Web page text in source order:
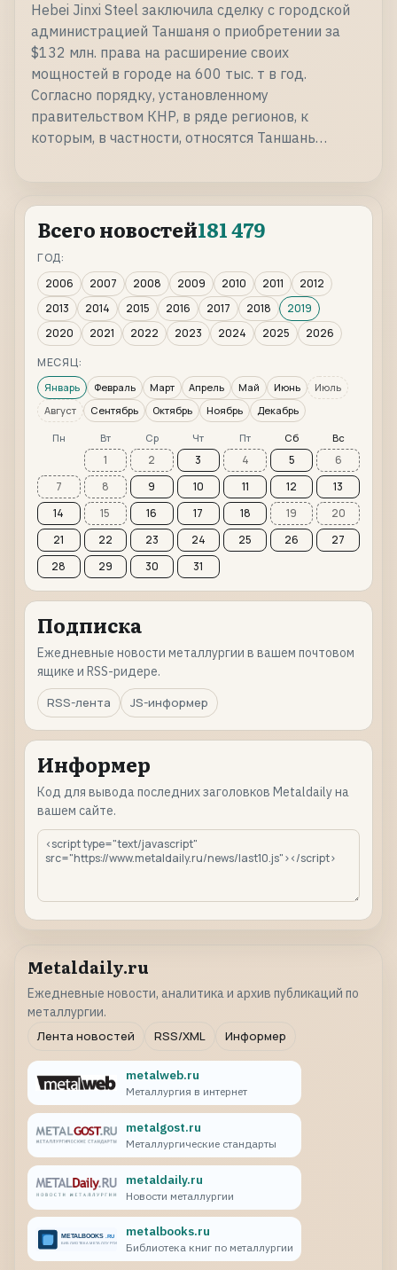
Hebei Jinxi Steel заключила сделку с городской
администрацией Таншаня о приобретении за
$132 млн. права на расширение своих
мощностей в городе на 600 тыс. т в год.
Согласно порядку, установленному
правительством КНР, в ряде регионов, к
которым, в частности, относятся Таншань…
Всего новостей181 479
ГОД:
2006
2007 2008 2009 2010 2011
2012
2013
2014 2015 2016 2017 2018
2019
2020
2021 2022 2023 2024 2025
2026
МЕСЯЦ:
Январь Февраль Март Апрель Май Июнь
Июль
Август
Сентябрь Октябрь Ноябрь Декабрь
Пн Вт Ср Чт Пт Сб Вс
1 2 3 4 5
6
7
8 9 10 11 12
13
14
15 16 17 18 19
20
21
22 23 24 25 26
27
28
29 30 31
Подписка
Ежедневные новости металлургии в вашем почтовом
ящике и RSS-ридере.
RSS-лента
JS-информер
Информер
Код для вывода последних заголовков Metaldaily на
вашем сайте.
Metaldaily.ru
Ежедневные новости, аналитика и архив публикаций по
металлургии.
Лента новостей
RSS/XML Информер
metalweb.ru
Металлургия в интернет
metalgost.ru
Металлургические стандарты
metaldaily.ru
Новости металлургии
metalbooks.ru
Библиотека книг по металлургии